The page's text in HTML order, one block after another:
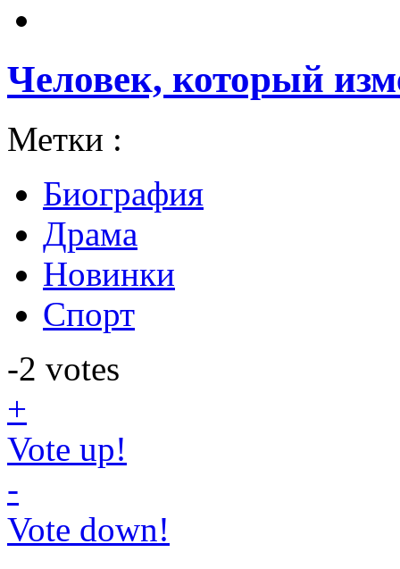
Человек, который
Метки :
Биография
Драма
Новинки
Спорт
-2 votes
+
Vote up!
-
Vote down!